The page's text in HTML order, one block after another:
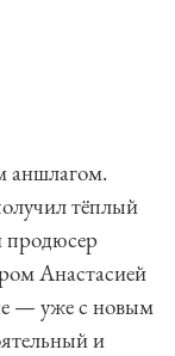
аншлагом.
тёплый
продюсер
Анастасией
— уже с новым
и